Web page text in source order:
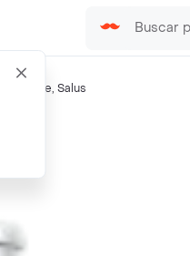
Conaprole, Salus